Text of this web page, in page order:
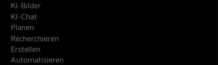
KI-Bilder
KI-Chat
Planen
Recherchieren
Erstellen
Automatisieren